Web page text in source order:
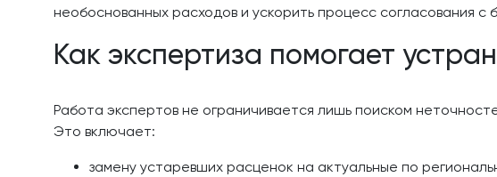
необоснованных расходов и ускорить процесс согласования с
Как экспертиза помогает
Работа экспертов не ограничивается лишь поиском
Это включает:
замену устаревших расценок на актуальные по